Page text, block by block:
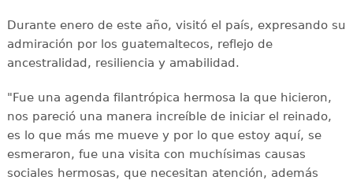
Durante enero de este año, visitó el país, expresando su
admiración por los guatemaltecos, reflejo de
ancestralidad, resiliencia y amabilidad.
"Fue una agenda filantrópica hermosa la que hicieron,
nos pareció una manera increíble de iniciar el reinado,
es lo que más me mueve y por lo que estoy aquí, se
esmeraron, fue una visita con muchísimas causas
sociales hermosas, que necesitan atención, además